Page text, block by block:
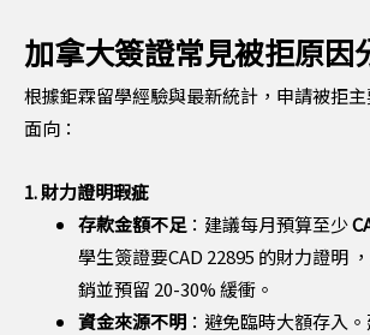
加拿大簽證常見被拒原因
根據鉅霖留學經驗與最新統計，申請被拒
面向：
1. 財力證明瑕疵
存款金額不足 ：建議每月預算至少
學生簽證要CAD 22895 的財力證明
銷並預留 20-30% 緩衝。
資金來源不明 ：避免臨時大額存入